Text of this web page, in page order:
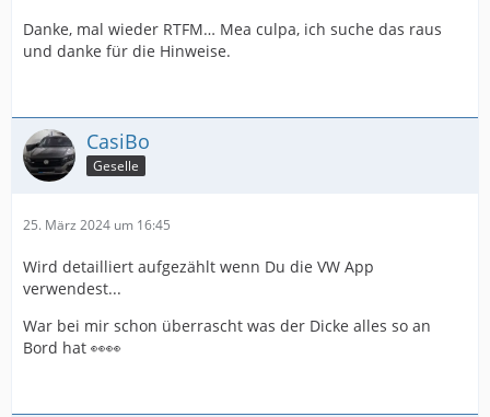
Danke, mal wieder RTFM… Mea culpa, ich suche das raus
und danke für die Hinweise.
CasiBo
Geselle
25. März 2024 um 16:45
Wird detailliert aufgezählt wenn Du die VW App
verwendest...
War bei mir schon überrascht was der Dicke alles so an
Bord hat 👀👀